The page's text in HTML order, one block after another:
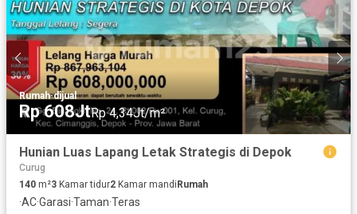
Rumah·dijual
Rp 608JtRp 4,34Jt/m²
Hunian Luas Lapang Letak Strategis di Depok
Curug
140 m²3 Kamar tidur2 Kamar mandiRumah
·AC·Garasi·Taman·Teras